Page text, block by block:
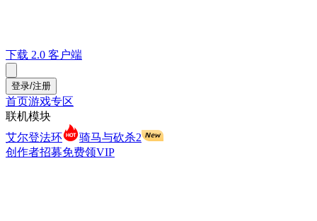
下载 2.0 客户端
登录/注册
首页游戏专区
联机模块
艾尔登法环
骑马与砍杀2
创作者招募免费领VIP